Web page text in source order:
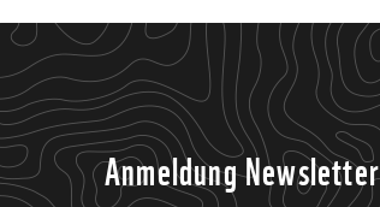
Anmeldung Newsletter